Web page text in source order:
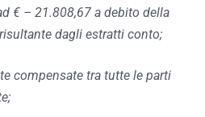
€ – 21.808,67 a debito della
dagli estratti conto;
compensate tra tutte le parti